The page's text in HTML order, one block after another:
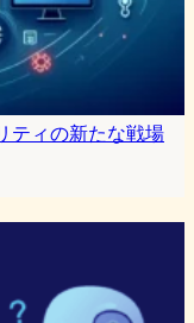
ティの新たな戦場